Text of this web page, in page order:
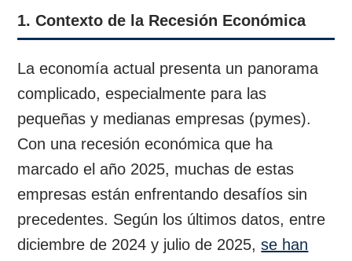
1. Contexto de la Recesión Económica
La economía actual presenta un panorama
complicado, especialmente para las
pequeñas y medianas empresas (pymes).
Con una recesión económica que ha
marcado el año 2025, muchas de estas
empresas están enfrentando desafíos sin
precedentes. Según los últimos datos, entre
diciembre de 2024 y julio de 2025,se han